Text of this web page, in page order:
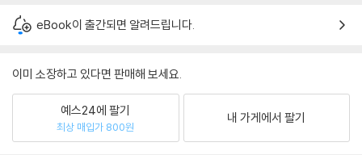
eBook이 출간되면 알려드립니다.
이미 소장하고 있다면 판매해 보세요.
예스24에 팔기
최상 매입가 800원
내 가게에서 팔기